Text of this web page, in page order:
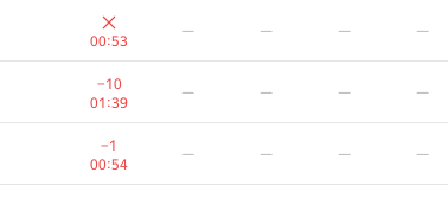
00:53
— — — —
−10
01:39
— — — —
−1
00:54
— — — —